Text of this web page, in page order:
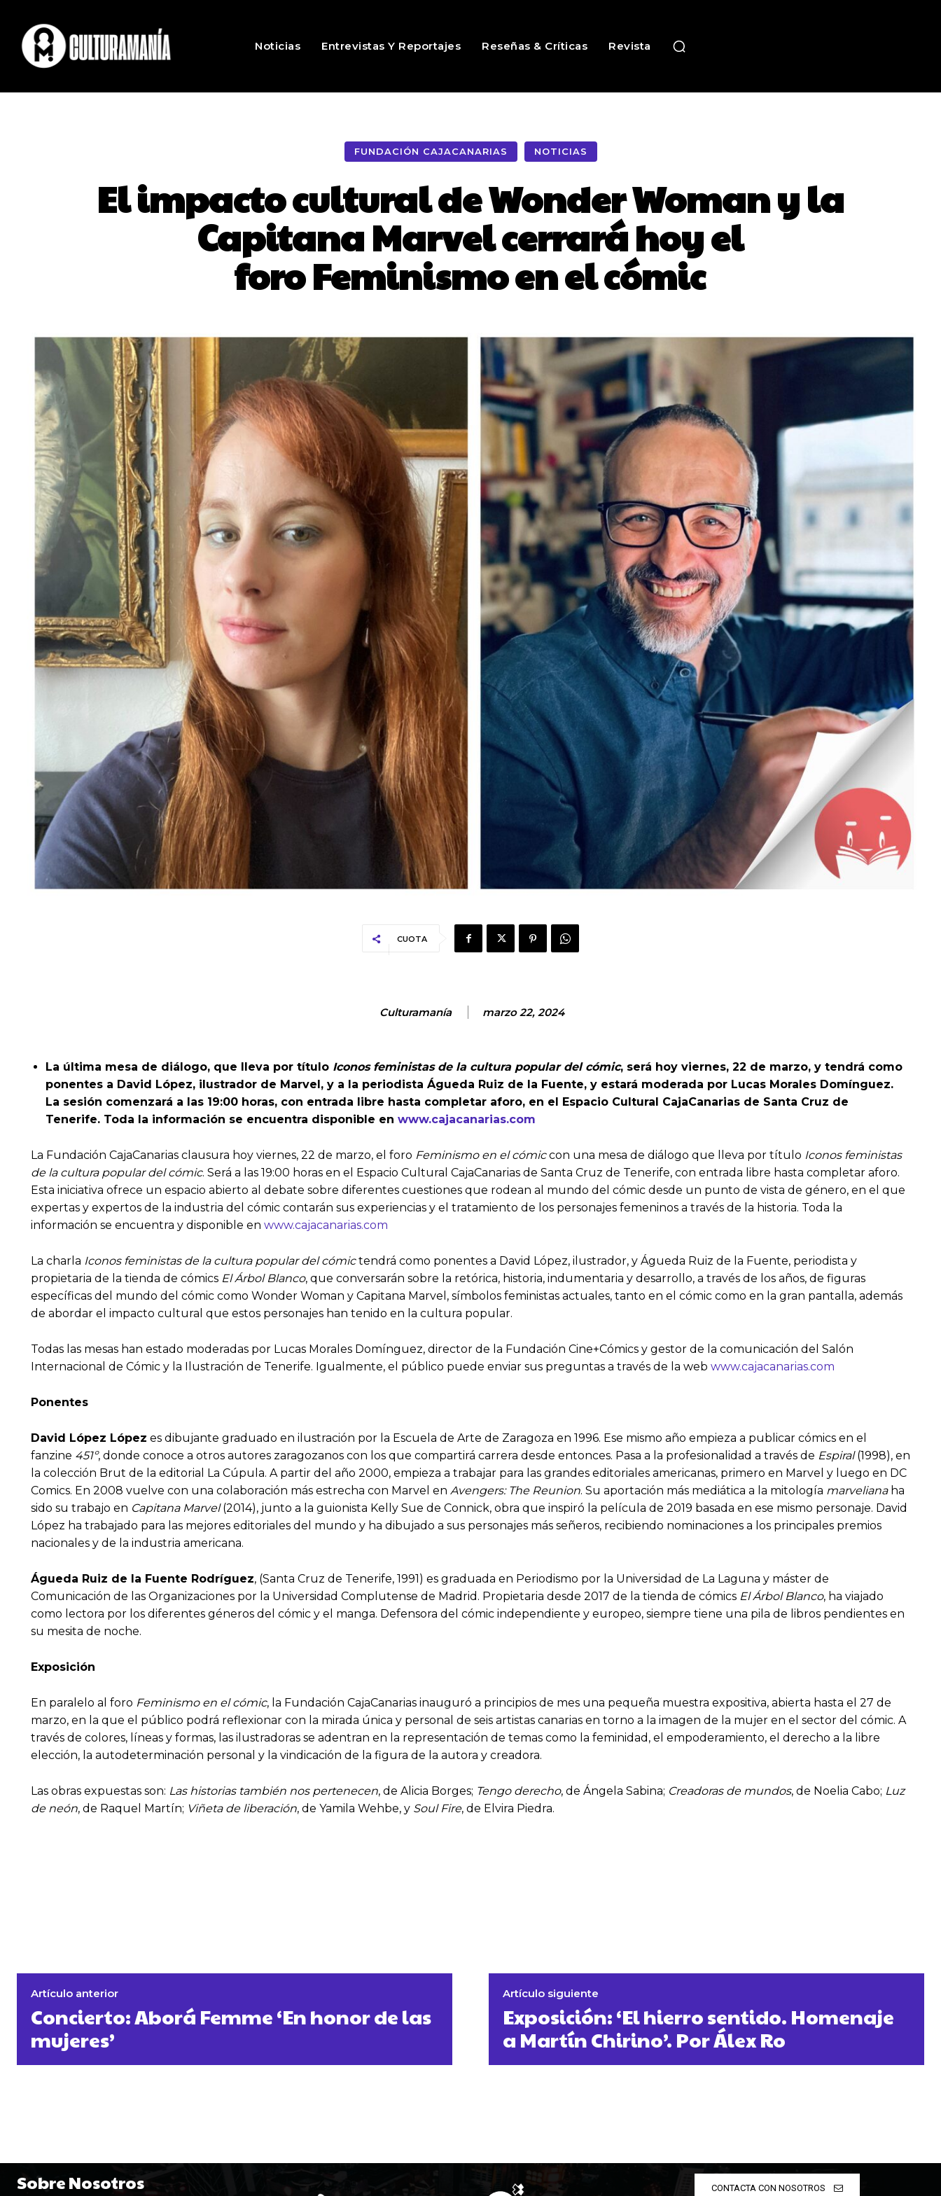
Noticias Entrevistas Y Reportajes Reseñas & Críticas Revista
FUNDACIÓN CAJACANARIAS NOTICIAS
El impacto cultural de Wonder Woman y la
Capitana Marvel cerrará hoy el
foro Feminismo en el cómic
CUOTA
Culturamanía marzo 22, 2024
La última mesa de diálogo, que lleva por título Iconos feministas de la cultura popular del cómic, será hoy viernes, 22 de marzo, y tendrá como
ponentes a David López, ilustrador de Marvel, y a la periodista Águeda Ruiz de la Fuente, y estará moderada por Lucas Morales Domínguez.
La sesión comenzará a las 19:00 horas, con entrada libre hasta completar aforo, en el Espacio Cultural CajaCanarias de Santa Cruz de
Tenerife. Toda la información se encuentra disponible en www.cajacanarias.com
La Fundación CajaCanarias clausura hoy viernes, 22 de marzo, el foro Feminismo en el cómiccon una mesa de diálogo que lleva por título Iconos feministas
de la cultura popular del cómic. Será a las 19:00 horas en el Espacio Cultural CajaCanarias de Santa Cruz de Tenerife, con entrada libre hasta completar aforo.
Esta iniciativa ofrece un espacio abierto al debate sobre diferentes cuestiones que rodean al mundo del cómic desde un punto de vista de género, en el que
expertas y expertos de la industria del cómic contarán sus experiencias y el tratamiento de los personajes femeninos a través de la historia. Toda la
información se encuentra y disponible en www.cajacanarias.com
La charla Iconos feministas de la cultura popular del cómictendrá como ponentes a David López, ilustrador, y Águeda Ruiz de la Fuente, periodista y
propietaria de la tienda de cómics El Árbol Blanco, que conversarán sobre la retórica, historia, indumentaria y desarrollo, a través de los años, de figuras
específicas del mundo del cómic como Wonder Woman y Capitana Marvel, símbolos feministas actuales, tanto en el cómic como en la gran pantalla, además
de abordar el impacto cultural que estos personajes han tenido en la cultura popular.
Todas las mesas han estado moderadas por Lucas Morales Domínguez, director de la Fundación Cine+Cómics y gestor de la comunicación del Salón
Internacional de Cómic y la Ilustración de Tenerife. Igualmente, el público puede enviar sus preguntas a través de la web www.cajacanarias.com
Ponentes
David López López es dibujante graduado en ilustración por la Escuela de Arte de Zaragoza en 1996. Ese mismo año empieza a publicar cómics en el
fanzine 451º, donde conoce a otros autores zaragozanos con los que compartirá carrera desde entonces. Pasa a la profesionalidad a través de Espiral(1998), en
la colección Brut de la editorial La Cúpula. A partir del año 2000, empieza a trabajar para las grandes editoriales americanas, primero en Marvel y luego en DC
Comics. En 2008 vuelve con una colaboración más estrecha con Marvel en Avengers: The Reunion. Su aportación más mediática a la mitología marvelianaha
sido su trabajo en Capitana Marvel(2014), junto a la guionista Kelly Sue de Connick, obra que inspiró la película de 2019 basada en ese mismo personaje. David
López ha trabajado para las mejores editoriales del mundo y ha dibujado a sus personajes más señeros, recibiendo nominaciones a los principales premios
nacionales y de la industria americana.
Águeda Ruiz de la Fuente Rodríguez, (Santa Cruz de Tenerife, 1991) es graduada en Periodismo por la Universidad de La Laguna y máster de
Comunicación de las Organizaciones por la Universidad Complutense de Madrid. Propietaria desde 2017 de la tienda de cómics El Árbol Blanco, ha viajado
como lectora por los diferentes géneros del cómic y el manga. Defensora del cómic independiente y europeo, siempre tiene una pila de libros pendientes en
su mesita de noche.
Exposición
En paralelo al foro Feminismo en el cómic, la Fundación CajaCanarias inauguró a principios de mes una pequeña muestra expositiva, abierta hasta el 27 de
marzo, en la que el público podrá reflexionar con la mirada única y personal de seis artistas canarias en torno a la imagen de la mujer en el sector del cómic. A
través de colores, líneas y formas, las ilustradoras se adentran en la representación de temas como la feminidad, el empoderamiento, el derecho a la libre
elección, la autodeterminación personal y la vindicación de la figura de la autora y creadora.
Las obras expuestas son: Las historias también nos pertenecen, de Alicia Borges; Tengo derecho, de Ángela Sabina; Creadoras de mundos, de Noelia Cabo; Luz
de neón, de Raquel Martín; Viñeta de liberación, de Yamila Wehbe, y Soul Fire, de Elvira Piedra.
Artículo anterior
Concierto: Aborá Femme ‘En honor de las
mujeres’
Artículo siguiente
Exposición: ‘El hierro sentido. Homenaje
a Martín Chirino’. Por Álex Ro
Sobre Nosotros CONTACTA CON NOSOTROS